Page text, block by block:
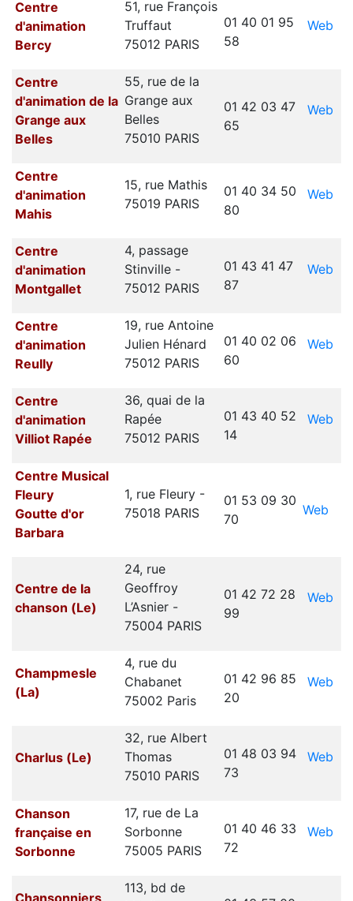
Centre
d'animation
Bercy
51, rue François
Truffaut
75012 PARIS
01 40 01 95
58
Web
Centre
d'animation de la
Grange aux
Belles
55, rue de la
Grange aux
Belles
75010 PARIS
01 42 03 47
65
Web
Centre
d'animation
Mahis
15, rue Mathis
75019 PARIS
01 40 34 50
80
Web
Centre
d'animation
Montgallet
4, passage
Stinville -
75012 PARIS
01 43 41 47
87
Web
Centre
d'animation
Reully
19, rue Antoine
Julien Hénard
75012 PARIS
01 40 02 06
60
Web
Centre
d'animation
Villiot Rapée
36, quai de la
Rapée
75012 PARIS
01 43 40 52
14
Web
Centre Musical
Fleury
Goutte d'or
Barbara
1, rue Fleury -
75018 PARIS
01 53 09 30
70
Web
Centre de la
chanson (Le)
24, rue
Geoffroy
L’Asnier -
75004 PARIS
01 42 72 28
99
Web
Champmesle
(La)
4, rue du
Chabanet
75002 Paris
01 42 96 85
20
Web
Charlus (Le)
32, rue Albert
Thomas
75010 PARIS
01 48 03 94
73
Web
Chanson
française en
Sorbonne
17, rue de La
Sorbonne
75005 PARIS
01 40 46 33
72
Web
Chansonniers
113, bd de